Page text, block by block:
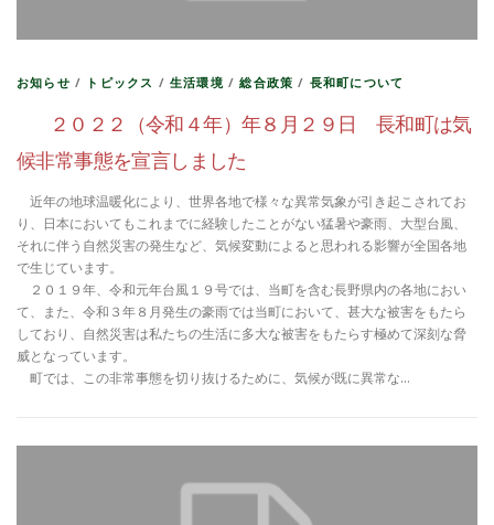
お知らせ / トピックス /生活環境 /総合政策 / 長和町について
２０２２（令和４年）年８月２９日 長和町は気
候非常事態を宣言しました
近年の地球温暖化により、世界各地で様々な異常気象が引き起こされてお
り、日本においてもこれまでに経験したことがない猛暑や豪雨、大型台風、
それに伴う自然災害の発生など、気候変動によると思われる影響が全国各地
で生じています。
２０１９年、令和元年台風１９号では、当町を含む長野県内の各地におい
て、また、令和３年８月発生の豪雨では当町において、甚大な被害をもたら
しており、自然災害は私たちの生活に多大な被害をもたらす極めて深刻な脅
威となっています。
町では、この非常事態を切り抜けるために、気候が既に異常な…